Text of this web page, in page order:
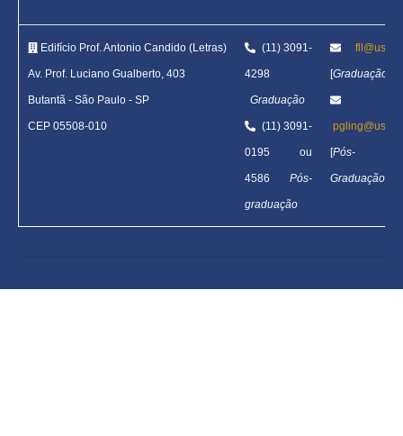
Edifício Prof. Antonio Candido (Letras)
Av. Prof. Luciano Gualberto, 403
Butantã - São Paulo - SP
CEP 05508-010
(11) 3091-
4298
Graduação
(11) 3091-
0195 ou
4586 Pós-
graduação
[Graduação
[Pós-
Graduação